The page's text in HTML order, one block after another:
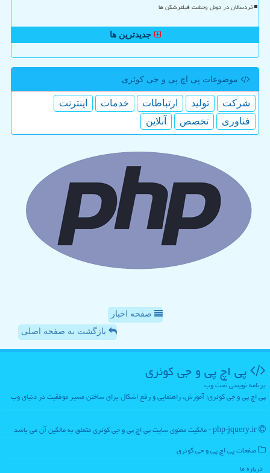
خردسالان در تونل وحشت فیلترشکن ها
جدیدترین ها
موضوعات پی اچ پی و جی كوئری
شركت تولید ارتباطات خدمات
اینترنت
فناوری
تخصص آنلاین
صفحه اخبار
بازگشت به صفحه اصلی
پی اچ پی و جی كوئری
برنامه نویسی تحت وب
پی اچ پی و جی کوئری؛ آموزش، راهنمایی و رفع اشکال برای ساختن مسیر موفقیت در دنیای وب
صفحات پی اچ پی و جی كوئری
درباره ما